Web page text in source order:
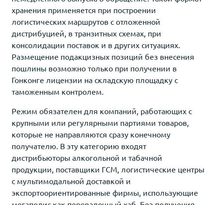
хранения применяется при построении
логистических маршрутов с отложенной
дистрибуцией, в транзитных схемах, при
консолидации поставок и в других ситуациях.
Размещение подакцизных позиций без внесения
пошлины возможно только при получении в
Гонконге лицензии на складскую площадку с
таможенным контролем.
Режим обязателен для компаний, работающих с
крупными или регулярными партиями товаров,
которые не направляются сразу конечному
получателю. В эту категорию входят
дистрибьюторы алкогольной и табачной
продукции, поставщики ГСМ, логистические центры
с мультимодальной доставкой и
экспортоориентированные фирмы, использующие